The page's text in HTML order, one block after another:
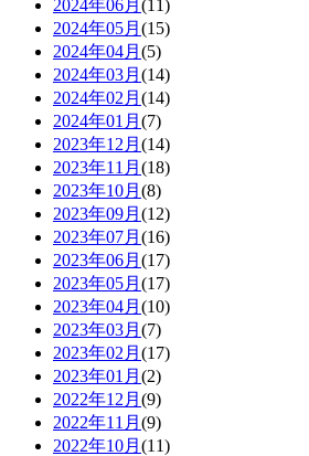
2024年06月 (11)
2024年05月 (15)
2024年04月 (5)
2024年03月 (14)
2024年02月 (14)
2024年01月 (7)
2023年12月 (14)
2023年11月 (18)
2023年10月 (8)
2023年09月 (12)
2023年07月 (16)
2023年06月 (17)
2023年05月 (17)
2023年04月 (10)
2023年03月 (7)
2023年02月 (17)
2023年01月 (2)
2022年12月 (9)
2022年11月 (9)
2022年10月 (11)